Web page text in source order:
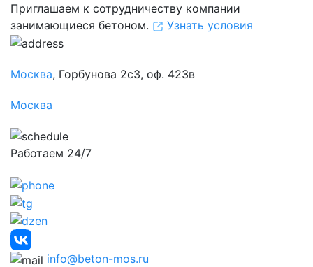
Приглашаем к сотрудничеству компании
занимающиеся бетоном.
Узнать условия
Москва, Горбунова 2с3, оф. 423в
Москва
Работаем 24/7
info@beton-mos.ru